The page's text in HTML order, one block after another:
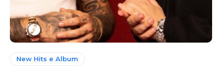
New Hits e Album